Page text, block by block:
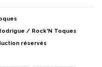
/ Rock'N Toques
réservés